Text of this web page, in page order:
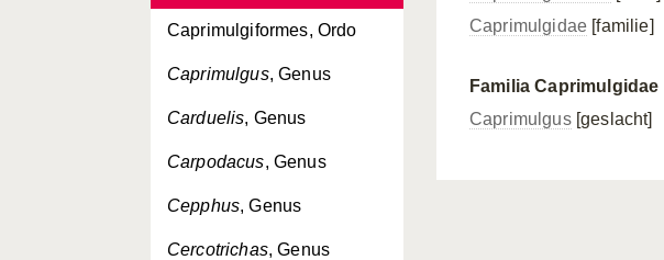
Caprimulgiformes, Ordo
Caprimulgus, Genus
Carduelis, Genus
Carpodacus, Genus
Cepphus, Genus
Cercotrichas, Genus
Caprimulgidae [familie]
Familia
Caprimulgus[geslacht]